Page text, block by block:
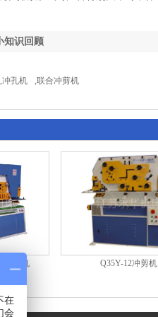
知识回顾
,冲孔机 ,联合冲剪机
冲剪机 Q35Y-12冲剪机
在
会